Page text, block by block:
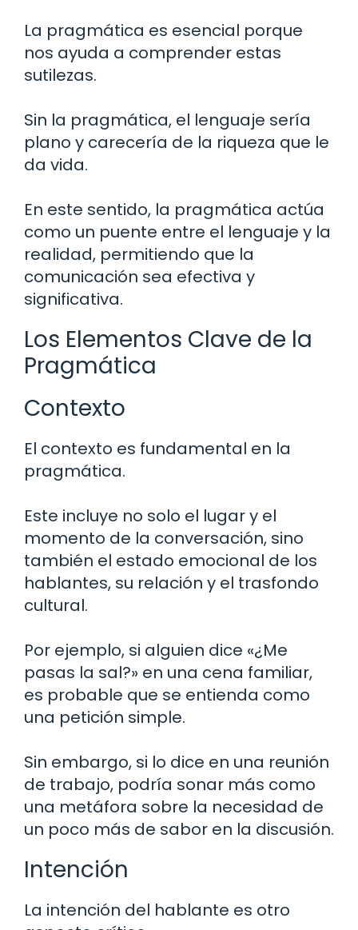
La pragmática es esencial porque
nos ayuda a comprender estas
sutilezas.
Sin la pragmática, el lenguaje sería
plano y carecería de la riqueza que le
da vida.
En este sentido, la pragmática actúa
como un puente entre el lenguaje y la
realidad, permitiendo que la
comunicación sea efectiva y
significativa.
Los Elementos Clave de la
Pragmática
Contexto
El contexto es fundamental en la
pragmática.
Este incluye no solo el lugar y el
momento de la conversación, sino
también el estado emocional de los
hablantes, su relación y el trasfondo
cultural.
Por ejemplo, si alguien dice «¿Me
pasas la sal?» en una cena familiar,
es probable que se entienda como
una petición simple.
Sin embargo, si lo dice en una reunión
de trabajo, podría sonar más como
una metáfora sobre la necesidad de
un poco más de sabor en la discusión.
Intención
La intención del hablante es otro